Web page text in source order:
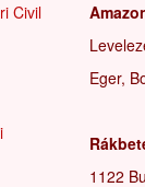
Civil
Eger,
1122